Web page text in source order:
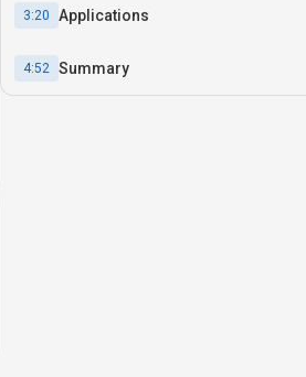
3:20 Applications
4:52 Summary